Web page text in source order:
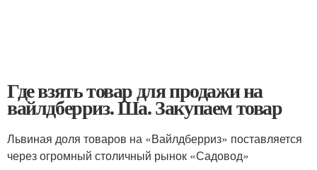
Где взять товар для продажи на
вайлдберриз. Ша. Закупаем товар
Львиная доля товаров на «Вайлдберриз» поставляется
через огромный столичный рынок «Садовод»